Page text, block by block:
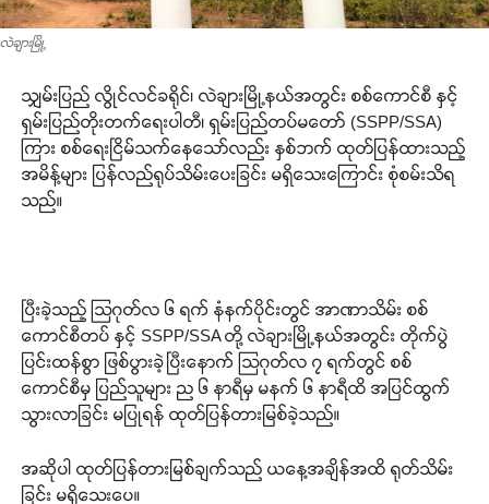
လဲချားမြို့
သျှမ်းပြည် လွိုင်လင်ခရိုင်၊ လဲချားမြို့နယ်အတွင်း စစ်ကောင်စီ နှင့်
ရှမ်းပြည်တိုးတက်ရေးပါတီ၊ ရှမ်းပြည်တပ်မတော် (SSPP/SSA)
ကြား စစ်ရေးငြိမ်သက်နေသော်လည်း နှစ်ဘက် ထုတ်ပြန်ထားသည့်
အမိန့်များ ပြန်လည်ရုပ်သိမ်းပေးခြင်း မရှိသေးကြောင်း စုံစမ်းသိရ
သည်။
ပြီးခဲ့သည့် သြဂုတ်လ ၆ ရက် နံနက်ပိုင်းတွင် အာဏာသိမ်း စစ်
ကောင်စီတပ် နှင့် SSPP/SSA တို့ လဲချားမြို့နယ်အတွင်း တိုက်ပွဲ
ပြင်းထန်စွာ ဖြစ်ပွားခဲ့ပြီးနောက် သြဂုတ်လ ၇ ရက်တွင် စစ်
ကောင်စီမှ ပြည်သူများ ည ၆ နာရီမှ မနက် ၆ နာရီထိ အပြင်ထွက်
သွားလာခြင်း မပြုရန် ထုတ်ပြန်တားမြစ်ခဲ့သည်။
အဆိုပါ ထုတ်ပြန်တားမြစ်ချက်သည် ယနေ့အချိန်အထိ ရုတ်သိမ်း
ခြင်း မရှိသေးပေ။